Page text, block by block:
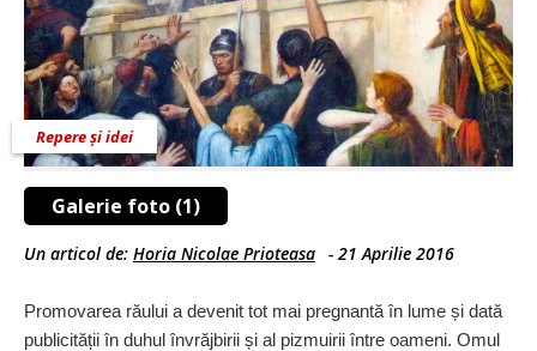
Galerie foto (1)
Repere și idei
Un articol de: Horia Nicolae Prioteasa - 21 Aprilie 2016
Promovarea răului a devenit tot mai pregnantă în lume și dată
publicității în duhul învrăjbirii și al pizmuirii între oameni. Omul